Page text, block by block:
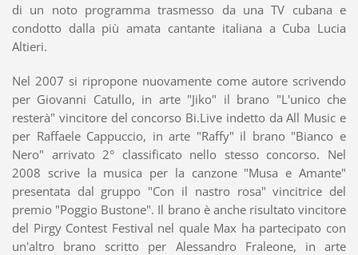
di un noto programma trasmesso da una TV cubana e
condotto dalla più amata cantante italiana a Cuba Lucia
Altieri.
Nel 2007 si ripropone nuovamente come autore scrivendo
per Giovanni Catullo, in arte "Jiko" il brano "L'unico che
resterà" vincitore del concorso Bi.Live indetto da All Music e
per Raffaele Cappuccio, in arte "Raffy" il brano "Bianco e
Nero" arrivato 2° classificato nello stesso concorso. Nel
2008 scrive la musica per la canzone "Musa e Amante"
presentata dal gruppo "Con il nastro rosa" vincitrice del
premio "Poggio Bustone". Il brano è anche risultato vincitore
del Pirgy Contest Festival nel quale Max ha partecipato con
un'altro brano scritto per Alessandro Fraleone, in arte